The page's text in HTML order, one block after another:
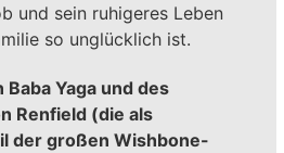
und sein ruhigeres Leben
so unglücklich ist.
Yaga und des
Renfield (die als
der großen Wishbone-